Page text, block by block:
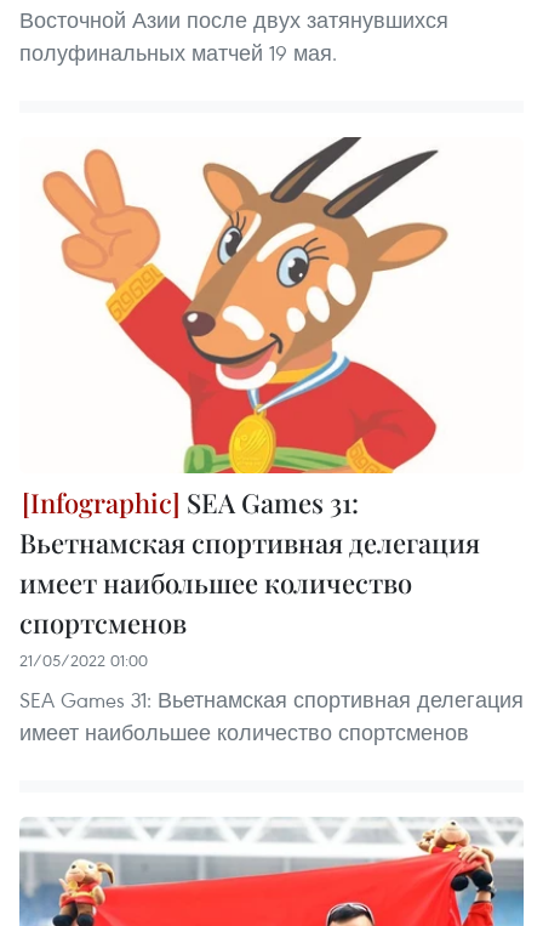
Восточной Азии после двух затянувшихся
полуфинальных матчей 19 мая.
SEA Games 31:
Вьетнамская спортивная делегация
имеет наибольшее количество
спортсменов
21/05/2022 01:00
SEA Games 31: Вьетнамская спортивная делегация
имеет наибольшее количество спортсменов